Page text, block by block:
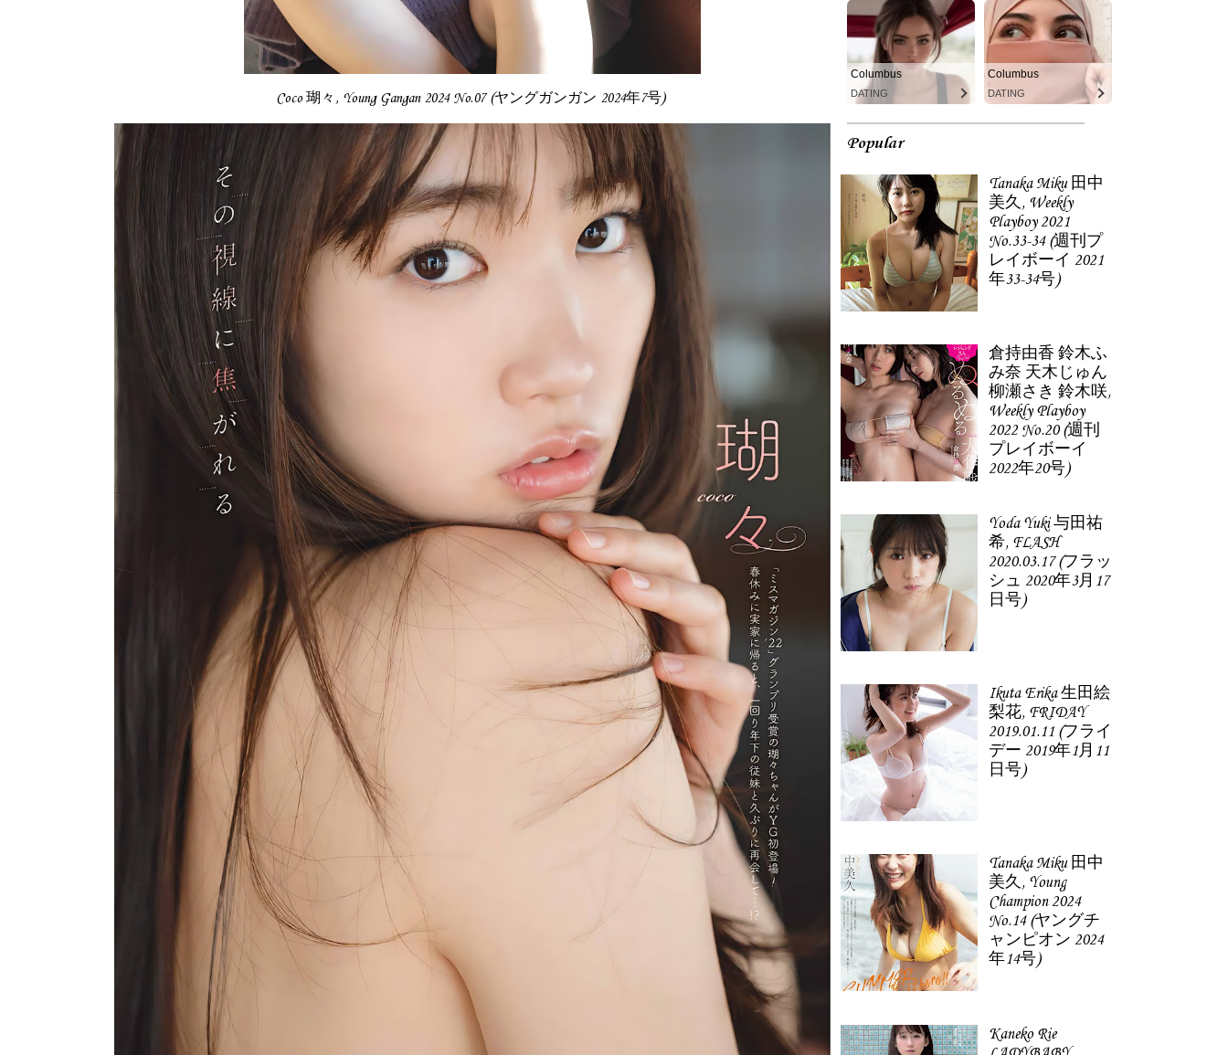
Coco 瑚々, Young Gangan 2024 No.07 (ヤングガンガン 2024年7号)
Columbus
DATING
Columbus
DATING
Popular
Tanaka Miku 田中
美久, Weekly
Playboy 2021
No.33-34 (週刊プ
レイボーイ 2021
年33-34号)
倉持由香 鈴木ふ
み奈 天木じゅん
柳瀬さき 鈴木咲,
Weekly Playboy
2022 No.20 (週刊
プレイボーイ
2022年20号)
Yoda Yuki 与田祐
希, FLASH
2020.03.17 (フラッ
シュ 2020年3月17
日号)
Ikuta Erika 生田絵
梨花, FRIDAY
2019.01.11 (フライ
デー 2019年1月11
日号)
Tanaka Miku 田中
美久, Young
Champion 2024
No.14 (ヤングチ
ャンピオン 2024
年14号)
Kaneko Rie